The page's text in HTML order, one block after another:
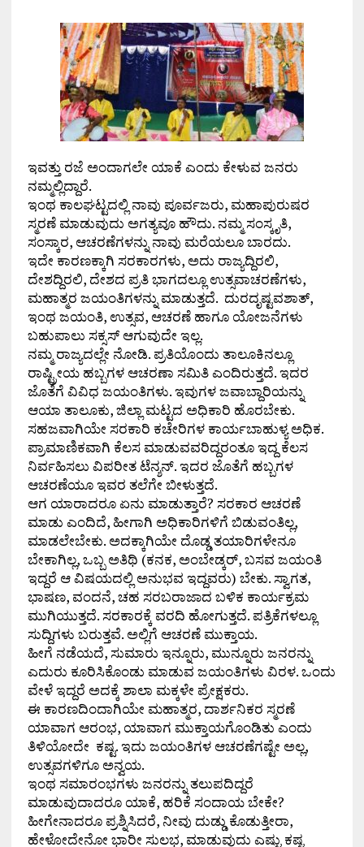
ಇವತ್ತು ರಜೆ ಅಂದಾಗಲೇ ಯಾಕೆ ಎಂದು ಕೇಳುವ ಜನರು
ನಮ್ಮಲ್ಲಿದ್ದಾರೆ.
ಇಂಥ ಕಾಲಘಟ್ಟದಲ್ಲಿ ನಾವು ಪೂರ್ವಜರು, ಮಹಾಪುರುಷರ
ಸ್ಮರಣೆ ಮಾಡುವುದು ಅಗತ್ಯವೂ ಹೌದು. ನಮ್ಮ ಸಂಸ್ಕೃತಿ,
ಸಂಸ್ಕಾರ, ಆಚರಣೆಗಳನ್ನು ನಾವು ಮರೆಯಲೂ ಬಾರದು.
ಇದೇ ಕಾರಣಕ್ಕಾಗಿ ಸರಕಾರಗಳು, ಅದು ರಾಜ್ಯದ್ದಿರಲಿ,
ದೇಶದ್ದಿರಲಿ, ದೇಶದ ಪ್ರತಿ ಭಾಗದಲ್ಲೂ ಉತ್ಸವಾಚರಣೆಗಳು,
ಮಹಾತ್ಮರ ಜಯಂತಿಗಳನ್ನು ಮಾಡುತ್ತದೆ. ದುರದೃಷ್ಟವಶಾತ್,
ಇಂಥ ಜಯಂತಿ, ಉತ್ಸವ, ಆಚರಣೆ ಹಾಗೂ ಯೋಜನೆಗಳು
ಬಹುಪಾಲು ಸಕ್ಸಸ್ ಆಗುವುದೇ ಇಲ್ಲ.
ನಮ್ಮ ರಾಜ್ಯದಲ್ಲೇ ನೋಡಿ. ಪ್ರತಿಯೊಂದು ತಾಲೂಕಿನಲ್ಲೂ
ರಾಷ್ಟ್ರೀಯ ಹಬ್ಬಗಳ ಆಚರಣಾ ಸಮಿತಿ ಎಂದಿರುತ್ತದೆ. ಇದರ
ಜೊತೆಗೆ ವಿವಿಧ ಜಯಂತಿಗಳು. ಇವುಗಳ ಜವಾಬ್ದಾರಿಯನ್ನು
ಆಯಾ ತಾಲೂಕು, ಜಿಲ್ಲಾ ಮಟ್ಟದ ಅಧಿಕಾರಿ ಹೊರಬೇಕು.
ಸಹಜವಾಗಿಯೇ ಸರಕಾರಿ ಕಚೇರಿಗಳ ಕಾರ್ಯಬಾಹುಳ್ಯ ಅಧಿಕ.
ಪ್ರಾಮಾಣಿಕವಾಗಿ ಕೆಲಸ ಮಾಡುವವರಿದ್ದರಂತೂ ಇದ್ದ ಕೆಲಸ
ನಿರ್ವಹಿಸಲು ವಿಪರೀತ ಟೆನ್ಶನ್. ಇದರ ಜೊತೆಗೆ ಹಬ್ಬಗಳ
ಆಚರಣೆಯೂ ಇವರ ತಲೆಗೇ ಬೀಳುತ್ತದೆ.
ಆಗ ಯಾರಾದರೂ ಏನು ಮಾಡುತ್ತಾರೆ? ಸರಕಾರ ಆಚರಣೆ
ಮಾಡು ಎಂದಿದೆ, ಹೀಗಾಗಿ ಅಧಿಕಾರಿಗಳಿಗೆ ಬಿಡುವಂತಿಲ್ಲ,
ಮಾಡಲೇಬೇಕು. ಅದಕ್ಕಾಗಿಯೇ ದೊಡ್ಡ ತಯಾರಿಗಳೇನೂ
ಬೇಕಾಗಿಲ್ಲ, ಒಬ್ಬ ಅತಿಥಿ (ಕನಕ, ಅಂಬೇಡ್ಕರ್, ಬಸವ ಜಯಂತಿ
ಇದ್ದರೆ ಆ ವಿಷಯದಲ್ಲಿ ಅನುಭವ ಇದ್ದವರು) ಬೇಕು. ಸ್ವಾಗತ,
ಭಾಷಣ, ವಂದನೆ, ಚಹ ಸರಬರಾಜಾದ ಬಳಿಕ ಕಾರ್ಯಕ್ರಮ
ಮುಗಿಯುತ್ತದೆ. ಸರಕಾರಕ್ಕೆ ವರದಿ ಹೋಗುತ್ತದೆ. ಪತ್ರಿಕೆಗಳಲ್ಲೂ
ಸುದ್ದಿಗಳು ಬರುತ್ತವೆ. ಅಲ್ಲಿಗೆ ಆಚರಣೆ ಮುಕ್ತಾಯ.
ಹೀಗೆ ನಡೆಯದೆ, ಸುಮಾರು ಇನ್ನೂರು, ಮುನ್ನೂರು ಜನರನ್ನು
ಎದುರು ಕೂರಿಸಿಕೊಂಡು ಮಾಡುವ ಜಯಂತಿಗಳು ವಿರಳ. ಒಂದು
ವೇಳೆ ಇದ್ದರೆ ಅದಕ್ಕೆ ಶಾಲಾ ಮಕ್ಕಳೇ ಪ್ರೇಕ್ಷಕರು.
ಈ ಕಾರಣದಿಂದಾಗಿಯೇ ಮಹಾತ್ಮರ, ದಾರ್ಶನಿಕರ ಸ್ಮರಣೆ
ಯಾವಾಗ ಆರಂಭ, ಯಾವಾಗ ಮುಕ್ತಾಯಗೊಂಡಿತು ಎಂದು
ತಿಳಿಯೋದೇ ಕಷ್ಟ. ಇದು ಜಯಂತಿಗಳ ಆಚರಣೆಗಷ್ಟೇ ಅಲ್ಲ,
ಉತ್ಸವಗಳಿಗೂ ಅನ್ವಯ.
ಇಂಥ ಸಮಾರಂಭಗಳು ಜನರನ್ನು ತಲುಪದಿದ್ದರೆ
ಮಾಡುವುದಾದರೂ ಯಾಕೆ, ಹರಿಕೆ ಸಂದಾಯ ಬೇಕೇ?
ಹೀಗೇನಾದರೂ ಪ್ರಶ್ನಿಸಿದರೆ, ನೀವು ದುಡ್ಡು ಕೊಡುತ್ತೀರಾ,
ಹೇಳೋದೇನೋ ಭಾರೀ ಸುಲಭ, ಮಾಡುವುದು ಎಷ್ಟು ಕಷ್ಟ